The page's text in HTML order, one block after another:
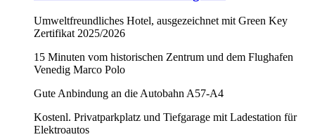
Umweltfreundliches Hotel, ausgezeichnet mit Green Key
Zertifikat 2025/2026
15 Minuten vom historischen Zentrum und dem Flughafen
Venedig Marco Polo
Gute Anbindung an die Autobahn A57-A4
Kostenl. Privatparkplatz und Tiefgarage mit Ladestation für
Elektroautos